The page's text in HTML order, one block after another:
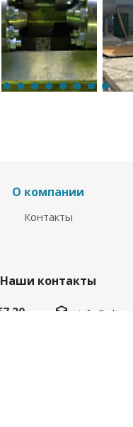
О компании
Контакты
Наши контакты
20